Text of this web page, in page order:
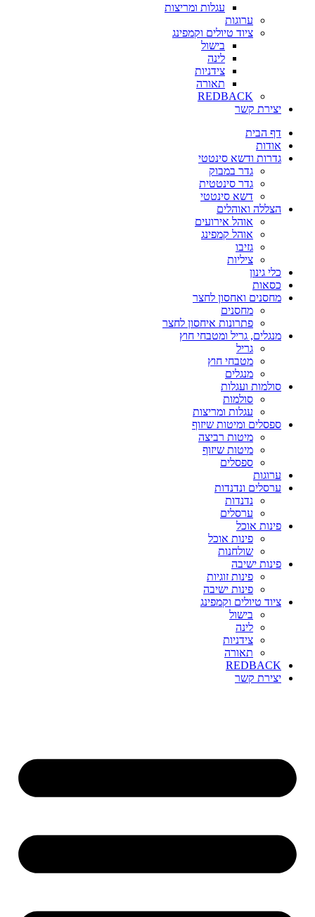
עגלות ומריצות
ערוגות
ציוד טיולים וקמפינג
בישול
לינה
צידניות
תאורה
REDBACK
יצירת קשר
דף הבית
אודות
גדרות ודשא סינטטי
גדר במבוק
גדר סינטטית
דשא סינטטי
הצללה ואוהלים
אוהל אירועים
אוהל קמפינג
גזיבו
ציליות
כלי גינון
כסאות
מחסנים ואחסון לחצר
מחסנים
פתרונות איחסון לחצר
מנגלים, גריל ומטבחי חוץ
גריל
מטבחי חוץ
מנגלים
סולמות ועגלות
סולמות
עגלות ומריצות
ספסלים ומיטות שיזוף
מיטות רביצה
מיטות שיזוף
ספסלים
ערוגות
ערסלים ונדנדות
נדנדות
ערסלים
פינות אוכל
פינות אוכל
שולחנות
פינות ישיבה
פינות זוגיות
פינות ישיבה
ציוד טיולים וקמפינג
בישול
לינה
צידניות
תאורה
REDBACK
יצירת קשר